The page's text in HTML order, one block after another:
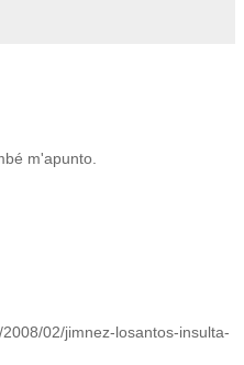
m'apunto.
02/jimnez-losantos-insulta-